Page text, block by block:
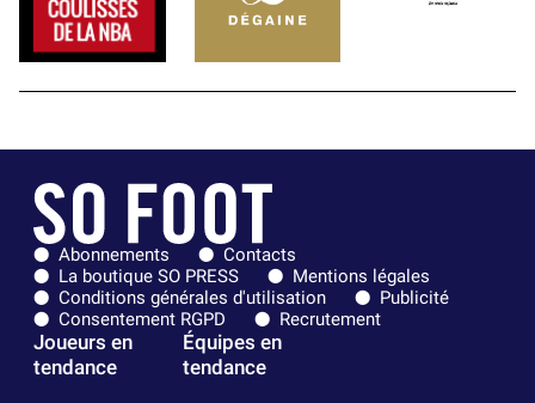
Abonnements
Contacts
La boutique SO PRESS
Mentions légales
Conditions générales d'utilisation
Publicité
Consentement RGPD
Recrutement
Joueurs en
tendance
Équipes en
tendance